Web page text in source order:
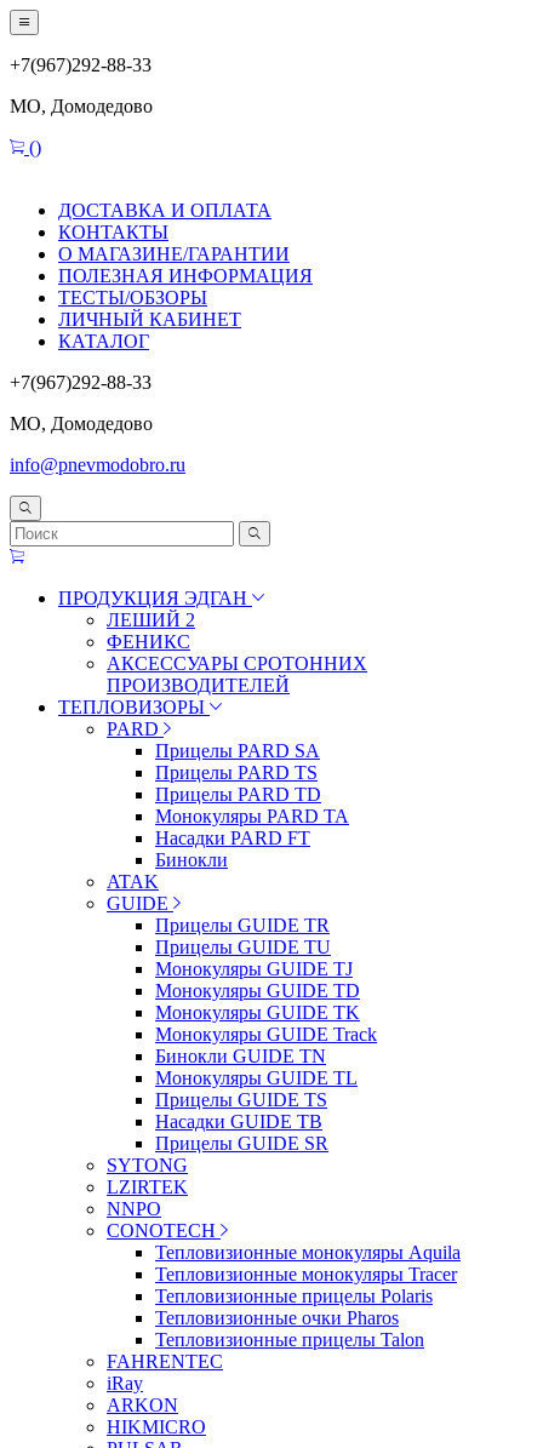
+7(967)292-88-33
МО, Домодедово
()
ДОСТАВКА И ОПЛАТА
КОНТАКТЫ
О МАГАЗИНЕ/ГАРАНТИИ
ПОЛЕЗНАЯ ИНФОРМАЦИЯ
ТЕСТЫ/ОБЗОРЫ
ЛИЧНЫЙ КАБИНЕТ
КАТАЛОГ
+7(967)292-88-33
МО, Домодедово
info@pnevmodobro.ru
ПРОДУКЦИЯ ЭДГАН
ЛЕШИЙ 2
ФЕНИКС
АКСЕССУАРЫ СРОТОННИХ
ПРОИЗВОДИТЕЛЕЙ
ТЕПЛОВИЗОРЫ
PARD
Прицелы PARD SA
Прицелы PARD TS
Прицелы PARD TD
Монокуляры PARD TA
Насадки PARD FT
Бинокли
ATAK
GUIDE
Прицелы GUIDE TR
Прицелы GUIDE TU
Монокуляры GUIDE TJ
Монокуляры GUIDE TD
Монокуляры GUIDE TK
Монокуляры GUIDE Track
Бинокли GUIDE TN
Монокуляры GUIDE TL
Прицелы GUIDE TS
Насадки GUIDE TB
Прицелы GUIDE SR
SYTONG
LZIRTEK
NNPO
CONOTECH
Тепловизионные монокуляры Aquila
Тепловизионные монокуляры Tracer
Тепловизионные прицелы Polaris
Тепловизионные очки Pharos
Тепловизионные прицелы Talon
FAHRENTEC
iRay
ARKON
HIKMICRO